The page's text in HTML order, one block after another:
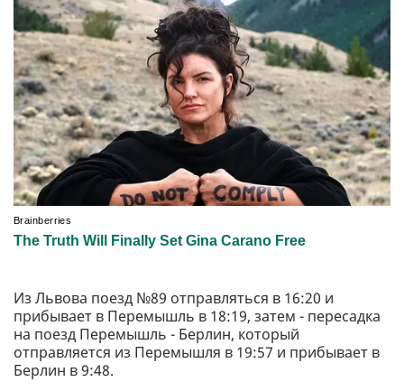
Из Львова поезд №89 отправляться в 16:20 и
прибывает в Перемышль в 18:19, затем - пересадка
на поезд Перемышль - Берлин, который
отправляется из Перемышля в 19:57 и прибывает в
Берлин в 9:48.